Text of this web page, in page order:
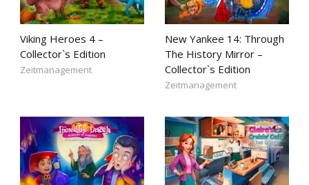
Viking Heroes 4 –
Collector`s Edition
Zeitmanagement
New Yankee 14: Through
The History Mirror –
Collector`s Edition
Zeitmanagement